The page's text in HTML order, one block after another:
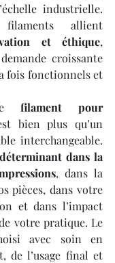
industrielle.
et éthique,
croissante
fois fonctionnels et
filament pour
bien plus qu’un
interchangeable.
dans la
, dans la
pièces, dans votre
et dans l’impact
votre pratique. Le
avec soin en
de l’usage final et